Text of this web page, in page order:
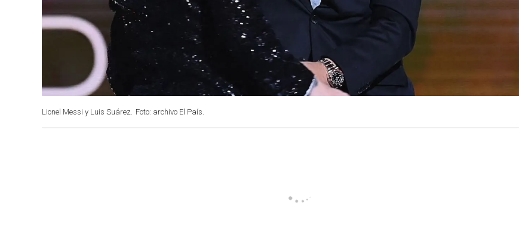
Lionel Messi y Luis Suárez. Foto: archivo El País.